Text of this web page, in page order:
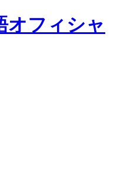
オフィシャ